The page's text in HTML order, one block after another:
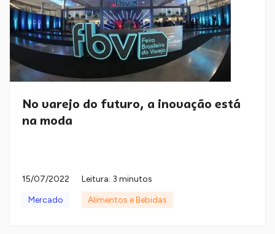
No varejo do futuro, a inovação está
na moda
15/07/2022
Leitura: 3 minutos
Mercado
Alimentos e Bebidas